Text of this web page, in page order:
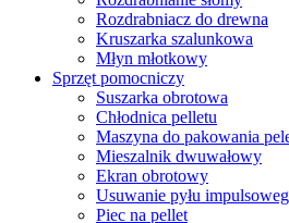
Rozdrabniacz do drewna
Kruszarka szalunkowa
Młyn młotkowy
Sprzęt pomocniczy
Suszarka obrotowa
Chłodnica pelletu
Maszyna do pakowania
Mieszalnik dwuwałowy
Ekran obrotowy
Usuwanie pyłu
Piec na pellet